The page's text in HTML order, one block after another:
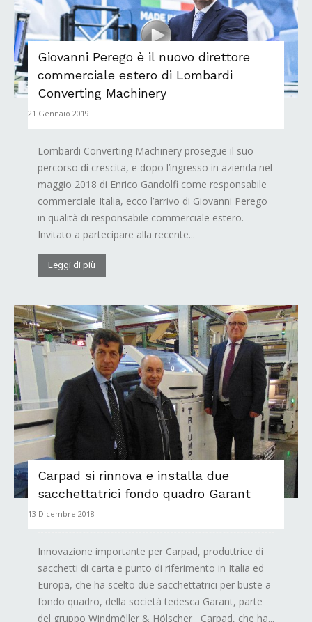
Giovanni Perego è il nuovo direttore
commerciale estero di Lombardi
Converting Machinery
21 Gennaio 2019
Lombardi Converting Machinery prosegue il suo
percorso di crescita, e dopo l’ingresso in azienda nel
maggio 2018 di Enrico Gandolfi come responsabile
commerciale Italia, ecco l’arrivo di Giovanni Perego
in qualità di responsabile commerciale estero.
Invitato a partecipare alla recente...
Leggi di più
Carpad si rinnova e installa due
sacchettatrici fondo quadro Garant
13 Dicembre 2018
Innovazione importante per Carpad, produttrice di
sacchetti di carta e punto di riferimento in Italia ed
Europa, che ha scelto due sacchettatrici per buste a
fondo quadro, della società tedesca Garant, parte
del gruppo Windmöller & Hölscher Carpad, che ha...